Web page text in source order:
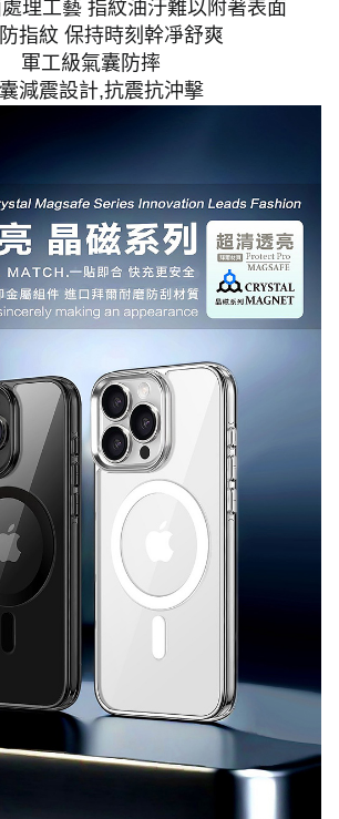
理工藝 指紋油汙難以附著表面
指紋 保持時刻幹凈舒爽
軍工級氣囊防摔
減震設計,抗震抗沖擊